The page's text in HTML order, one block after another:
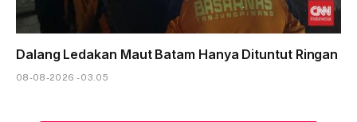
Dalang Ledakan Maut Batam Hanya Dituntut Ringan
08-08-2026 - 03.05